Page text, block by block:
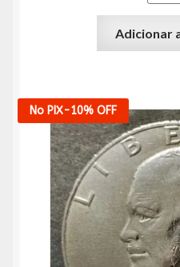
Adicionar
No PIX-10% OFF